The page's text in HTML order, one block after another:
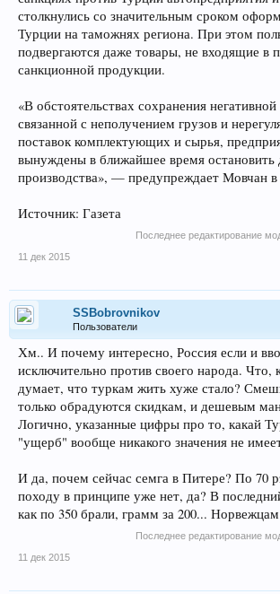
столкнулись со значительным сроком
Турции на таможнях региона. При этом
подвергаются даже товары, не входящие в
санкционной продукции.
«В обстоятельствах сохранения
связанной с неполучением грузов и
поставок комплектующих и сырья,
вынуждены в ближайшее время остановить
производства», — предупреждает Мовчан в
Источник: Газета
Последнее редактирование
11 дек 2015
SSBobrovnikov
Пользователи
Хм.. И почему интересно, Россия если и
исключительно против своего народа. Что,
думает, что туркам жить хуже стало?
только обрадуются скидкам, и дешевым
Логично, указанные цифры про то, какай
"ущерб" вообще никакого значения не
И да, почем сейчас семга в Питере? По 70
походу в принципе уже нет, да? В
как по 350 брали, грамм за 200...
Последнее редактирование
11 дек 2015